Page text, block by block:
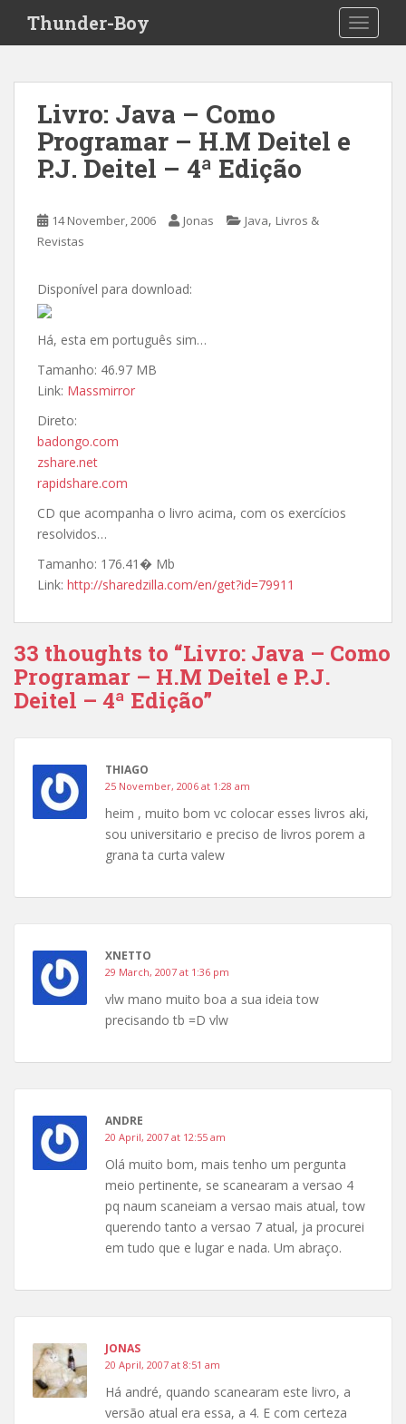
i
Thunder-Boy
Livro: Java – Como
Programar – H.M Deitel e
P.J. Deitel – 4ª Edição
14 November, 2006 Jonas Java, Livros &
Revistas
Disponível para download:
Há, esta em português sim…
Tamanho: 46.97 MB
Link: Massmirror
Direto:
badongo.com
zshare.net
rapidshare.com
CD que acompanha o livro acima, com os exercícios
resolvidos…
Tamanho: 176.41� Mb
Link: http://sharedzilla.com/en/get?id=79911
33 thoughts to “Livro: Java – Como
Programar – H.M Deitel e P.J.
Deitel – 4ª Edição”
THIAGO
25 November, 2006 at 1:28 am
heim , muito bom vc colocar esses livros aki,
sou universitario e preciso de livros porem a
grana ta curta valew
XNETTO
29 March, 2007 at 1:36 pm
vlw mano muito boa a sua ideia tow
precisando tb =D vlw
ANDRE
20 April, 2007 at 12:55 am
Olá muito bom, mais tenho um pergunta
meio pertinente, se scanearam a versao 4
pq naum scaneiam a versao mais atual, tow
querendo tanto a versao 7 atual, ja procurei
em tudo que e lugar e nada. Um abraço.
JONAS
20 April, 2007 at 8:51 am
Há andré, quando scanearam este livro, a
versão atual era essa, a 4. E com certeza